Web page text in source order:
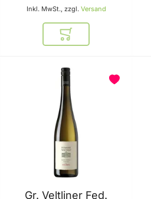
Inkl. MwSt., zzgl. Versand
In den Warenkorb
Gr. Veltliner Fed.